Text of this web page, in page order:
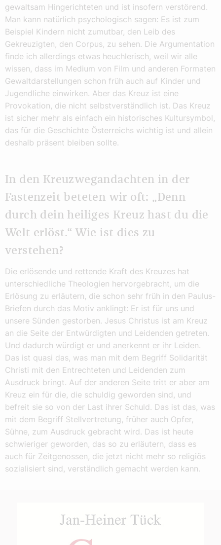
gewaltsam Hingerichteten und ist insofern verstörend.
Man kann natürlich psychologisch sagen: Es ist zum
Beispiel Kindern nicht zumutbar, den Leib des
Gekreuzigten, den Corpus, zu sehen. Die Argumentation
finde ich allerdings etwas heuchlerisch, weil wir alle
wissen, dass im Medium von Film und anderen Formaten
Gewaltdarstellungen schon früh auch auf Kinder und
Jugendliche einwirken. Aber das Kreuz ist eine
Provokation, die nicht selbstverständlich ist. Das Kreuz
ist sicher mehr als einfach ein historisches Kultursymbol,
das für die Geschichte Österreichs wichtig ist und allein
deshalb präsent bleiben sollte.
In den Kreuzwegandachten in der
Fastenzeit beteten wir oft: „Denn
durch dein heiliges Kreuz hast du die
Welt erlöst.“ Wie ist dies zu
verstehen?
Die erlösende und rettende Kraft des Kreuzes hat
unterschiedliche Theologien hervorgebracht, um die
Erlösung zu erläutern, die schon sehr früh in den Paulus-
Briefen durch das Motiv anklingt: Er ist für uns und
unsere Sünden gestorben. Jesus Christus ist am Kreuz
an die Seite der Entwürdigten und Leidenden getreten.
Und dadurch würdigt er und anerkennt er ihr Leiden.
Das ist quasi das, was man mit dem Begriff Solidarität
Christi mit den Entrechteten und Leidenden zum
Ausdruck bringt. Auf der anderen Seite tritt er aber am
Kreuz ein für die, die schuldig geworden sind, und
befreit sie so von der Last ihrer Schuld. Das ist das, was
mit dem Begriff Stellvertretung, früher auch Opfer,
Sühne, zum Ausdruck gebracht wird. Das ist heute
schwieriger geworden, das so zu erläutern, dass es
auch für Zeitgenossen, die jetzt nicht mehr so religiös
sozialisiert sind, verständlich gemacht werden kann.